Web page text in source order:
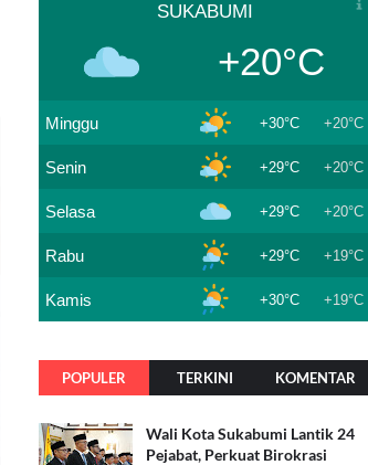
SUKABUMI
+20°C
Minggu +30°C +20°C
Senin +29°C +20°C
Selasa +29°C +20°C
Rabu +29°C +19°C
Kamis +30°C +19°C
POPULER TERKINI KOMENTAR
Wali Kota Sukabumi Lantik 24
Pejabat, Perkuat Birokrasi